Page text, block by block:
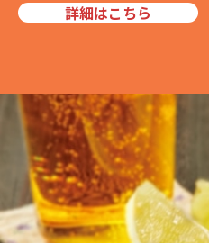
詳細はこちら